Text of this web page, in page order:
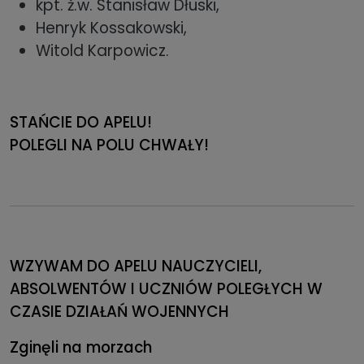
kpt. ż.w. Stanisław Dłuski,
Henryk Kossakowski,
Witold Karpowicz.
STAŃCIE DO APELU!
POLEGLI NA POLU CHWAŁY!
WZYWAM DO APELU NAUCZYCIELI,
ABSOLWENTÓW I UCZNIÓW POLEGŁYCH W
CZASIE DZIAŁAŃ WOJENNYCH
Zginęli na morzach